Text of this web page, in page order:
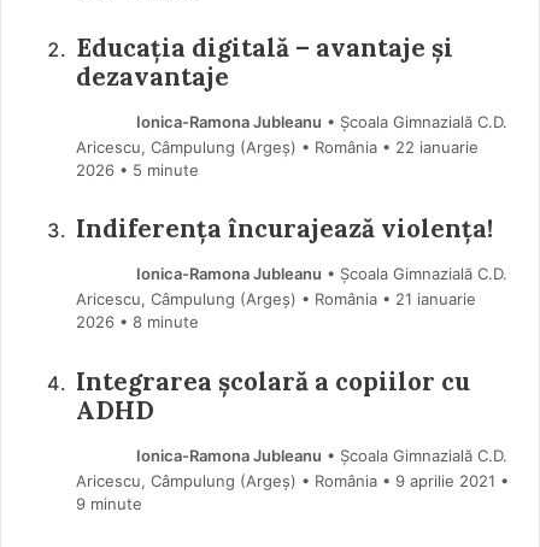
Educația digitală – avantaje și
dezavantaje
Ionica-Ramona Jubleanu • Școala Gimnazială C.D.
Aricescu, Câmpulung (Argeş) • România
22 ianuarie
2026 • 5 minute
Indiferența încurajează violența!
Ionica-Ramona Jubleanu • Școala Gimnazială C.D.
Aricescu, Câmpulung (Argeş) • România
21 ianuarie
2026 • 8 minute
Integrarea școlară a copiilor cu
ADHD
Ionica-Ramona Jubleanu • Școala Gimnazială C.D.
Aricescu, Câmpulung (Argeş) • România
9 aprilie 2021 •
9 minute